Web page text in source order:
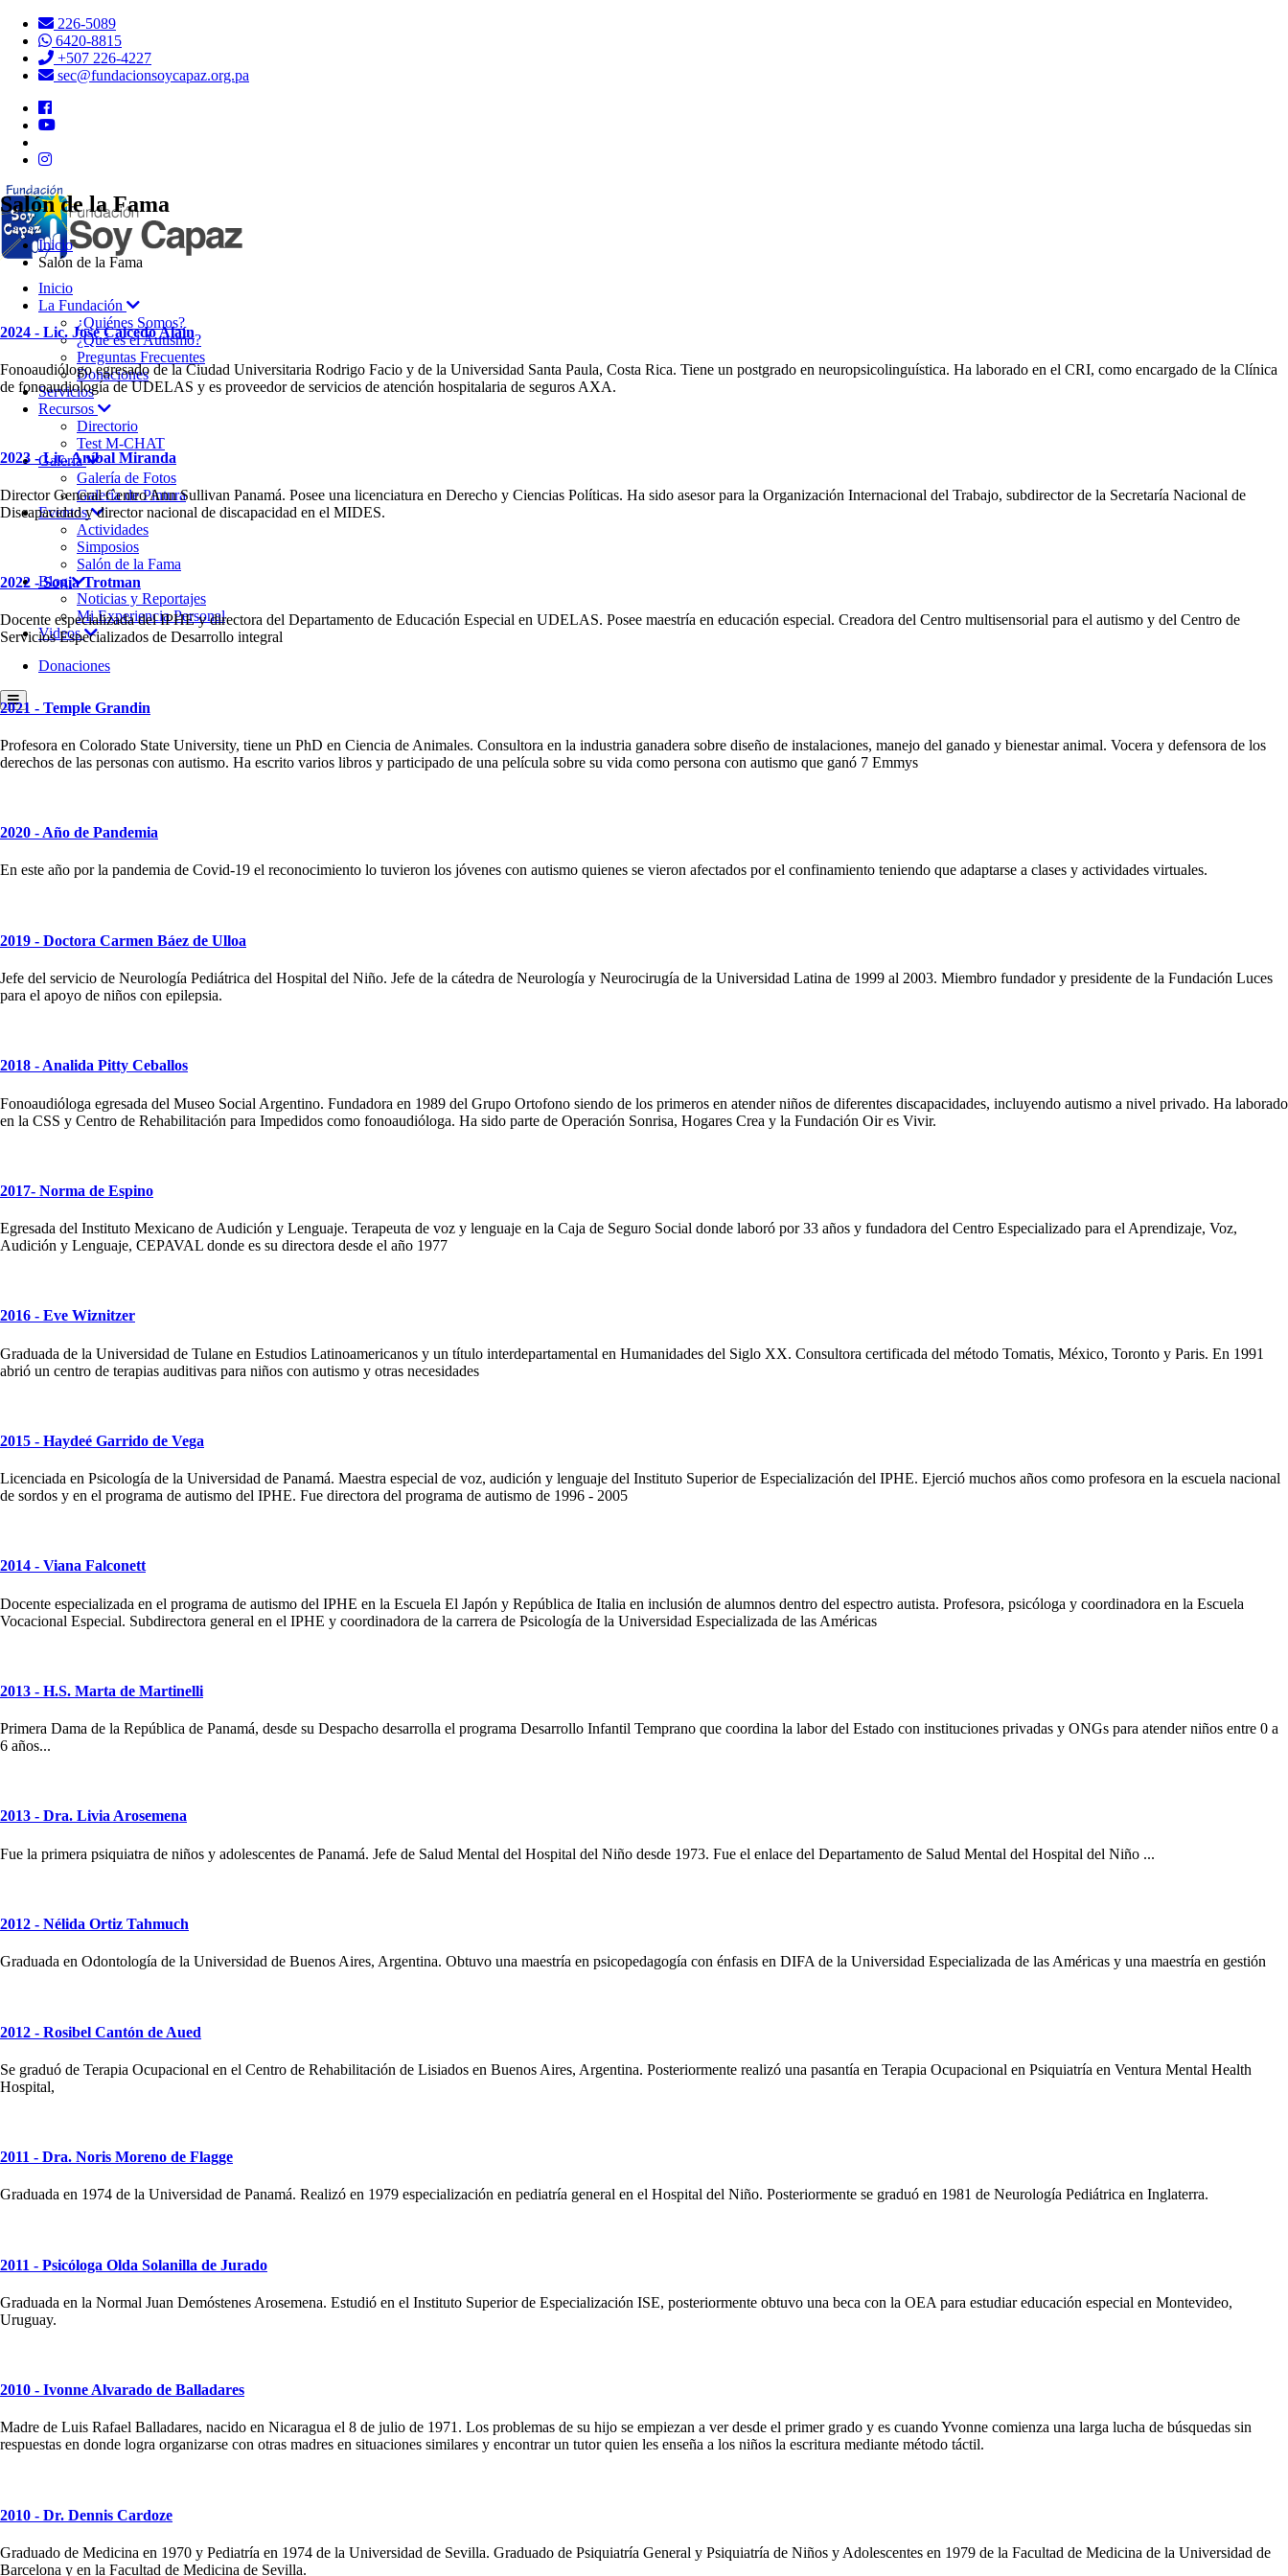
226-5089
6420-8815
+507 226-4227
sec@fundacionsoycapaz.org.pa
Inicio
La Fundación
¿Quiénes Somos?
¿Qué es el Autismo?
Preguntas Frecuentes
Donaciones
Servicios
Recursos
Directorio
Test M-CHAT
Galería
Galería de Fotos
Galería de Pintura
Eventos
Actividades
Simposios
Salón de la Fama
Blog
Noticias y Reportajes
Mi Experiencia Personal
Videos
Donaciones
Salón de la Fama
Inicio
Salón de la Fama
2024 - Lic. José Caicedo Alaín
Fonoaudiólogo egresado de la Ciudad Universitaria Rodrigo Facio y de la Universidad Santa Paula, Costa Rica. Tiene un postgrado en neuropsicolinguística. Ha laborado en el CRI, como encargado de la Clínica
de fonoaudiología de UDELAS y es proveedor de servicios de atención hospitalaria de seguros AXA.
2023 - Lic. Aníbal Miranda
Director General Centro Ann Sullivan Panamá. Posee una licenciatura en Derecho y Ciencias Políticas. Ha sido asesor para la Organización Internacional del Trabajo, subdirector de la Secretaría Nacional de
Discapacidad y director nacional de discapacidad en el MIDES.
2022 - Sonia Trotman
Docente especializada del IPHE y directora del Departamento de Educación Especial en UDELAS. Posee maestría en educación especial. Creadora del Centro multisensorial para el autismo y del Centro de
Servicios Especializados de Desarrollo integral
2021 - Temple Grandin
Profesora en Colorado State University, tiene un PhD en Ciencia de Animales. Consultora en la industria ganadera sobre diseño de instalaciones, manejo del ganado y bienestar animal. Vocera y defensora de los
derechos de las personas con autismo. Ha escrito varios libros y participado de una película sobre su vida como persona con autismo que ganó 7 Emmys
2020 - Año de Pandemia
En este año por la pandemia de Covid-19 el reconocimiento lo tuvieron los jóvenes con autismo quienes se vieron afectados por el confinamiento teniendo que adaptarse a clases y actividades virtuales.
2019 - Doctora Carmen Báez de Ulloa
Jefe del servicio de Neurología Pediátrica del Hospital del Niño. Jefe de la cátedra de Neurología y Neurocirugía de la Universidad Latina de 1999 al 2003. Miembro fundador y presidente de la Fundación Luces
para el apoyo de niños con epilepsia.
2018 - Analida Pitty Ceballos
Fonoaudióloga egresada del Museo Social Argentino. Fundadora en 1989 del Grupo Ortofono siendo de los primeros en atender niños de diferentes discapacidades, incluyendo autismo a nivel privado. Ha laborado
en la CSS y Centro de Rehabilitación para Impedidos como fonoaudióloga. Ha sido parte de Operación Sonrisa, Hogares Crea y la Fundación Oir es Vivir.
2017- Norma de Espino
Egresada del Instituto Mexicano de Audición y Lenguaje. Terapeuta de voz y lenguaje en la Caja de Seguro Social donde laboró por 33 años y fundadora del Centro Especializado para el Aprendizaje, Voz,
Audición y Lenguaje, CEPAVAL donde es su directora desde el año 1977
2016 - Eve Wiznitzer
Graduada de la Universidad de Tulane en Estudios Latinoamericanos y un título interdepartamental en Humanidades del Siglo XX. Consultora certificada del método Tomatis, México, Toronto y Paris. En 1991
abrió un centro de terapias auditivas para niños con autismo y otras necesidades
2015 - Haydeé Garrido de Vega
Licenciada en Psicología de la Universidad de Panamá. Maestra especial de voz, audición y lenguaje del Instituto Superior de Especialización del IPHE. Ejerció muchos años como profesora en la escuela nacional
de sordos y en el programa de autismo del IPHE. Fue directora del programa de autismo de 1996 - 2005
2014 - Viana Falconett
Docente especializada en el programa de autismo del IPHE en la Escuela El Japón y República de Italia en inclusión de alumnos dentro del espectro autista. Profesora, psicóloga y coordinadora en la Escuela
Vocacional Especial. Subdirectora general en el IPHE y coordinadora de la carrera de Psicología de la Universidad Especializada de las Américas
2013 - H.S. Marta de Martinelli
Primera Dama de la República de Panamá, desde su Despacho desarrolla el programa Desarrollo Infantil Temprano que coordina la labor del Estado con instituciones privadas y ONGs para atender niños entre 0 a
6 años...
2013 - Dra. Livia Arosemena
Fue la primera psiquiatra de niños y adolescentes de Panamá. Jefe de Salud Mental del Hospital del Niño desde 1973. Fue el enlace del Departamento de Salud Mental del Hospital del Niño ...
2012 - Nélida Ortiz Tahmuch
Graduada en Odontología de la Universidad de Buenos Aires, Argentina. Obtuvo una maestría en psicopedagogía con énfasis en DIFA de la Universidad Especializada de las Américas y una maestría en gestión
2012 - Rosibel Cantón de Aued
Se graduó de Terapia Ocupacional en el Centro de Rehabilitación de Lisiados en Buenos Aires, Argentina. Posteriormente realizó una pasantía en Terapia Ocupacional en Psiquiatría en Ventura Mental Health
Hospital,
2011 - Dra. Noris Moreno de Flagge
Graduada en 1974 de la Universidad de Panamá. Realizó en 1979 especialización en pediatría general en el Hospital del Niño. Posteriormente se graduó en 1981 de Neurología Pediátrica en Inglaterra.
2011 - Psicóloga Olda Solanilla de Jurado
Graduada en la Normal Juan Demóstenes Arosemena. Estudió en el Instituto Superior de Especialización ISE, posteriormente obtuvo una beca con la OEA para estudiar educación especial en Montevideo,
Uruguay.
2010 - Ivonne Alvarado de Balladares
Madre de Luis Rafael Balladares, nacido en Nicaragua el 8 de julio de 1971. Los problemas de su hijo se empiezan a ver desde el primer grado y es cuando Yvonne comienza una larga lucha de búsquedas sin
respuestas en donde logra organizarse con otras madres en situaciones similares y encontrar un tutor quien les enseña a los niños la escritura mediante método táctil.
2010 - Dr. Dennis Cardoze
Graduado de Medicina en 1970 y Pediatría en 1974 de la Universidad de Sevilla. Graduado de Psiquiatría General y Psiquiatría de Niños y Adolescentes en 1979 de la Facultad de Medicina de la Universidad de
Barcelona y en la Facultad de Medicina de Sevilla.